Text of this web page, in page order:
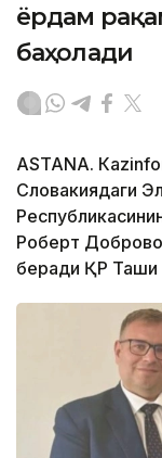
ёрдам
баҳолади
ASTANА.
Словакиядаги
Роберт
беради ҚР